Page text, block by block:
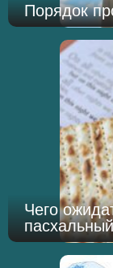
Порядок
Чего